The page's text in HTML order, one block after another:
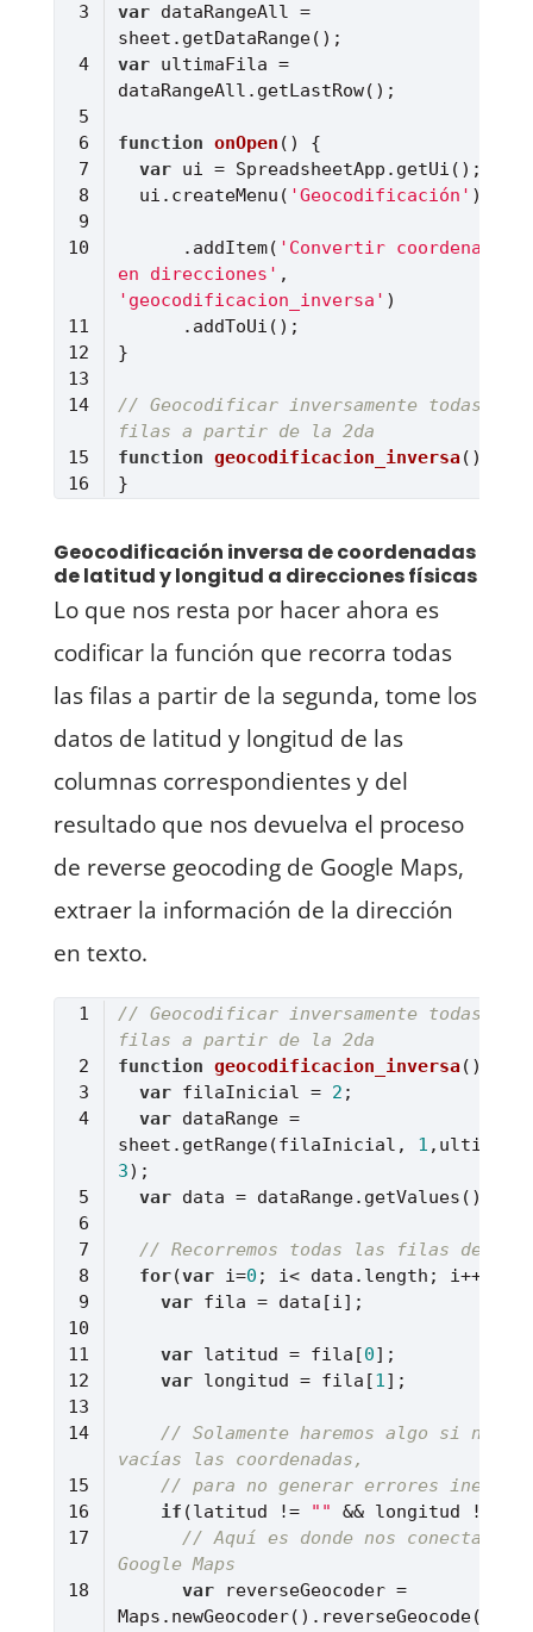
var dataRangeAll =
var ultimaFila =
function onOpen ( )
var
  ui.createMenu(
'Geocodificación'
      .addItem(
'Convertir coordenadas
en direcciones'
'geocodificacion_inversa'
// Geocodificar inversamente todas las
filas a partir de la 2da
function geocodificacion_inversa( )
Geocodificación inversa de coordenadas
de latitud y longitud a direcciones físicas
Lo que nos resta por hacer ahora es
codificar la función que recorra todas
las filas a partir de la segunda, tome los
datos de latitud y longitud de las
columnas correspondientes y del
resultado que nos devuelva el proceso
de reverse geocoding de Google Maps,
extraer la información de la dirección
en texto.
// Geocodificar inversamente todas las
filas a partir de la 2da
function geocodificacion_inversa( )
var filaInicial = 2
var dataRange =
sheet.getRange(filaInicial, 1
3
var
// Recorremos todas las filas del
for(var i=0
var
var latitud = fila[0
var longitud = fila[1
// Solamente haremos algo si no
vacías las coordenadas,
// para no generar errores
if (latitud != "" && longitud !=
// Aquí es donde nos conectamos
Google Maps
var reverseGeocoder =